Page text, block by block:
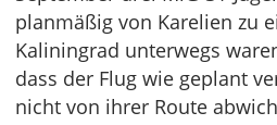
planmäßig von Karelien zu
Kaliningrad unterwegs
dass der Flug wie geplant
nicht von ihrer Route